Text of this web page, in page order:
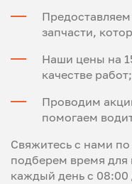
запчасти,
Наши цены на
качестве работ;
Проводим
помогаем
Свяжитесь с нами
подберем время для
каждый день с 08:00